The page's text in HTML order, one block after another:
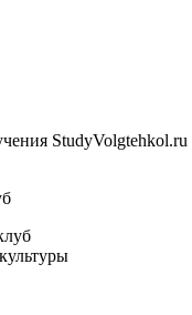
StudyVolgtehkol.ru